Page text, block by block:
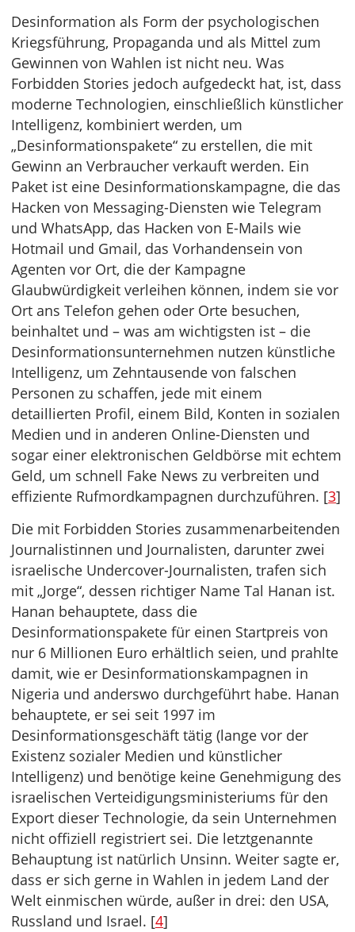
Desinformation als Form der psychologischen
Kriegsführung, Propaganda und als Mittel zum
Gewinnen von Wahlen ist nicht neu. Was
Forbidden Stories jedoch aufgedeckt hat, ist, dass
moderne Technologien, einschließlich künstlicher
Intelligenz, kombiniert werden, um
„Desinformationspakete“ zu erstellen, die mit
Gewinn an Verbraucher verkauft werden. Ein
Paket ist eine Desinformationskampagne, die das
Hacken von Messaging-Diensten wie Telegram
und WhatsApp, das Hacken von E-Mails wie
Hotmail und Gmail, das Vorhandensein von
Agenten vor Ort, die der Kampagne
Glaubwürdigkeit verleihen können, indem sie vor
Ort ans Telefon gehen oder Orte besuchen,
beinhaltet und – was am wichtigsten ist – die
Desinformationsunternehmen nutzen künstliche
Intelligenz, um Zehntausende von falschen
Personen zu schaffen, jede mit einem
detaillierten Profil, einem Bild, Konten in sozialen
Medien und in anderen Online-Diensten und
sogar einer elektronischen Geldbörse mit echtem
Geld, um schnell Fake News zu verbreiten und
effiziente Rufmordkampagnen durchzuführen. [3]
Die mit Forbidden Stories zusammenarbeitenden
Journalistinnen und Journalisten, darunter zwei
israelische Undercover-Journalisten, trafen sich
mit „Jorge“, dessen richtiger Name Tal Hanan ist.
Hanan behauptete, dass die
Desinformationspakete für einen Startpreis von
nur 6 Millionen Euro erhältlich seien, und prahlte
damit, wie er Desinformationskampagnen in
Nigeria und anderswo durchgeführt habe. Hanan
behauptete, er sei seit 1997 im
Desinformationsgeschäft tätig (lange vor der
Existenz sozialer Medien und künstlicher
Intelligenz) und benötige keine Genehmigung des
israelischen Verteidigungsministeriums für den
Export dieser Technologie, da sein Unternehmen
nicht offiziell registriert sei. Die letztgenannte
Behauptung ist natürlich Unsinn. Weiter sagte er,
dass er sich gerne in Wahlen in jedem Land der
Welt einmischen würde, außer in drei: den USA,
Russland und Israel. [4]